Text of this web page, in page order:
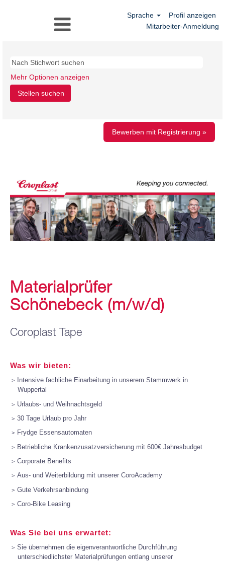
Sprache
Profil anzeigen
Mitarbeiter-Anmeldung
Mehr Optionen anzeigen
Bewerben mit Registrierung »
Materialprüfer
Schönebeck (m/w/d)
Coroplast Tape
Was wir bieten:
Intensive fachliche Einarbeitung in unserem Stammwerk in
Wuppertal
Urlaubs- und Weihnachtsgeld
30 Tage Urlaub pro Jahr
Frydge Essensautomaten
Betriebliche Krankenzusatzversicherung mit 600€ Jahresbudget
Corporate Benefits
Aus- und Weiterbildung mit unserer CoroAcademy
Gute Verkehrsanbindung
Coro-Bike Leasing
Was Sie bei uns erwartet:
Sie übernehmen die eigenverantwortliche Durchführung
unterschiedlichster Materialprüfungen entlang unserer